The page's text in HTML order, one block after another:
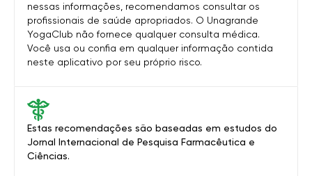
Estas recomendações são baseadas em estudos do
Jornal Internacional de Pesquisa Farmacêutica e
Ciências.
nessas informações, recomendamos consultar os
profissionais de saúde apropriados. O Unagrande
YogaClub não fornece qualquer consulta médica.
Você usa ou confia em qualquer informação contida
neste aplicativo por seu próprio risco.